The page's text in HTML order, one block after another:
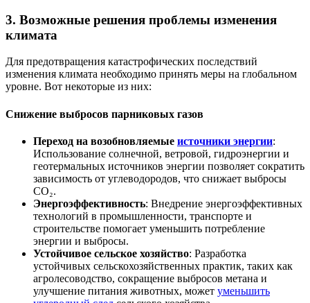
3. Возможные решения проблемы изменения
климата
Для предотвращения катастрофических последствий
изменения климата необходимо принять меры на глобальном
уровне. Вот некоторые из них:
Снижение выбросов парниковых газов
Переход на возобновляемые источники энергии:
Использование солнечной, ветровой, гидроэнергии и
геотермальных источников энергии позволяет сократить
зависимость от углеводородов, что снижает выбросы
CO₂.
Энергоэффективность: Внедрение энергоэффективных
технологий в промышленности, транспорте и
строительстве помогает уменьшить потребление
энергии и выбросы.
Устойчивое сельское хозяйство: Разработка
устойчивых сельскохозяйственных практик, таких как
агролесоводство, сокращение выбросов метана и
улучшение питания животных, может уменьшить